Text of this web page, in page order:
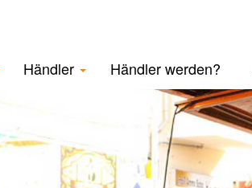
Händler Händler werden?